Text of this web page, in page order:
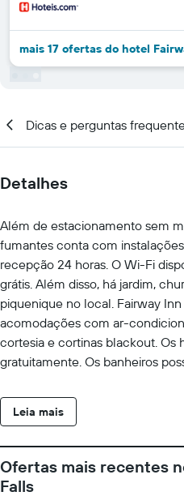
mais 17 ofertas do hotel
Dicas e perguntas
Detalhes
Além de estacionamento sem
fumantes conta com
recepção 24 horas. O Wi-Fi
grátis. Além disso, há jardim,
piquenique no local. Fairway
acomodações com ar-
cortesia e cortinas blackout. Os
gratuitamente. Os banheiros
escrivaninhas e telefones;
disponíveis (restrições podem
requisitados. O serviço de
Leia mais
Ofertas mais recentes
Falls